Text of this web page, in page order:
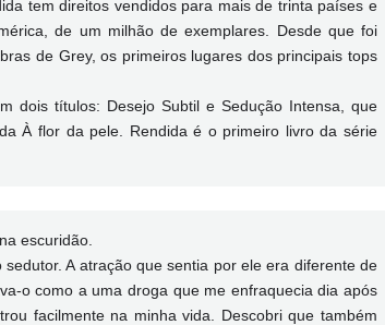
tem direitos vendidos para mais de trinta países e
de um milhão de exemplares. Desde que foi
de Grey, os primeiros lugares dos principais tops
dois títulos: Desejo Subtil e Sedução Intensa, que
À flor da pele. Rendida é o primeiro livro da série
escuridão.
A atração que sentia por ele era diferente de
o como a uma droga que me enfraquecia dia após
facilmente na minha vida. Descobri que também